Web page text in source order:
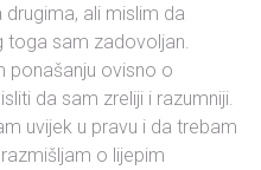
ali mislim da
sam zadovoljan.
ponašanju ovisno o
da sam zreliji i razumniji.
uvijek u pravu i da trebam
o lijepim